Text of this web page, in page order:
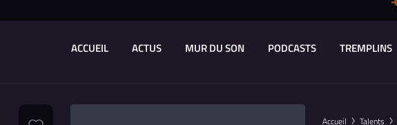
ACCUEIL ACTUS MUR DU SON PODCASTS TREMPLINS
Accueil Talents